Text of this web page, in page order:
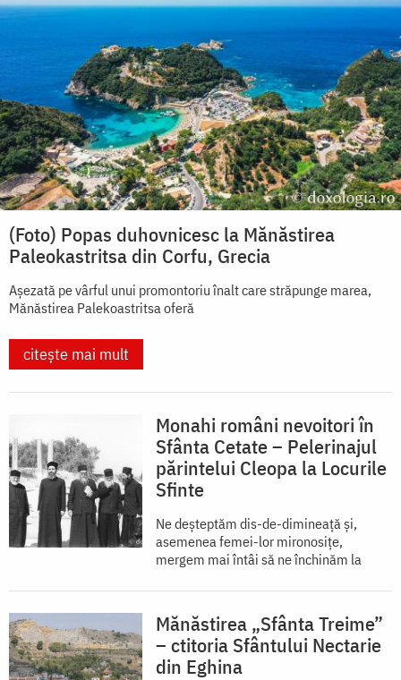
(Foto) Popas duhovnicesc la Mănăstirea
Paleokastritsa din Corfu, Grecia
Așezată pe vârful unui promontoriu înalt care străpunge marea,
Mănăstirea Palekoastritsa oferă
citește mai mult
Monahi români nevoitori în
Sfânta Cetate – Pelerinajul
părintelui Cleopa la Locurile
Sfinte
Ne deșteptăm dis-de-dimineață și,
asemenea femei-lor mironosițe,
mergem mai întâi să ne închinăm la
Mănăstirea „Sfânta Treime”
– ctitoria Sfântului Nectarie
din Eghina